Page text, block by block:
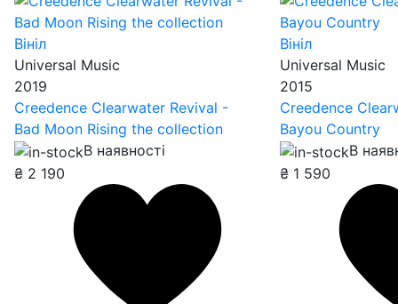
Вініл
Universal Music
2019
Creedence Clearwater Revival -
Bad Moon Rising the collection
В наявності
₴ 2 190
Вініл
Universal Music
2015
Creedence
Bayou Country
В
₴ 1 590